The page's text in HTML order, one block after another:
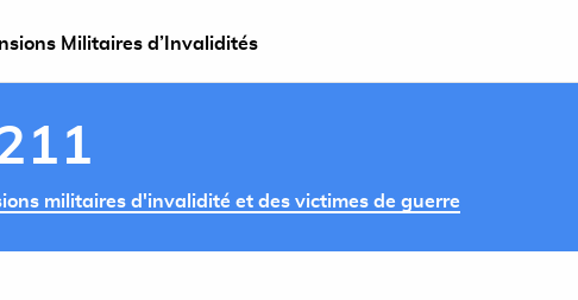
Militaires d’Invalidités
militaires d'invalidité et des victimes de guerre